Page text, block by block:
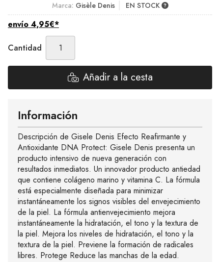
Marca: Gisèle Denis EN STOCK
envío 4,95€*
Cantidad
Añadir a la cesta
Información
Descripción de Gisele Denis Efecto Reafirmante y
Antioxidante DNA Protect: Gisele Denis presenta un
producto intensivo de nueva generación con
resultados inmediatos. Un innovador producto antiedad
que contiene colágeno marino y vitamina C. La fórmula
está especialmente diseñada para minimizar
instantáneamente los signos visibles del envejecimiento
de la piel. La fórmula antienvejecimiento mejora
instantáneamente la hidratación, el tono y la textura de
la piel. Mejora los niveles de hidratación, el tono y la
textura de la piel. Previene la formación de radicales
libres. Protege Reduce las manchas de la edad.